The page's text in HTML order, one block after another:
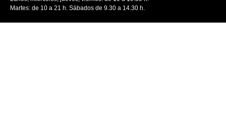
Martes: de 10 a 21 h. Sábados de 9.30 a 14.30 h.